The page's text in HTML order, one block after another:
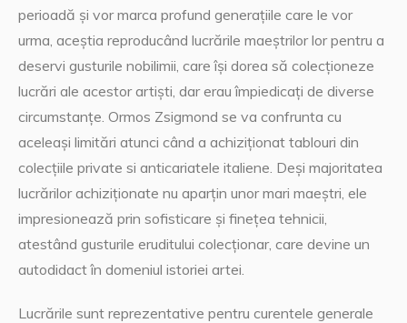
perioadă și vor marca profund generațiile care le vor
urma, aceștia reproducând lucrările maeștrilor lor pentru a
deservi gusturile nobilimii, care își dorea să colecționeze
lucrări ale acestor artiști, dar erau împiedicați de diverse
circumstanțe. Ormos Zsigmond se va confrunta cu
aceleași limitări atunci când a achiziționat tablouri din
colecțiile private si anticariatele italiene. Deși majoritatea
lucrărilor achiziționate nu aparțin unor mari maeștri, ele
impresionează prin sofisticare și finețea tehnicii,
atestând gusturile eruditului colecționar, care devine un
autodidact în domeniul istoriei artei.
Lucrările sunt reprezentative pentru curentele generale